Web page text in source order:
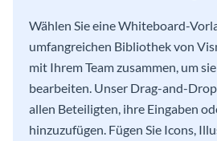
Wählen Sie eine Whiteboard-
umfangreichen Bibliothek von
mit Ihrem Team zusammen, um
bearbeiten. Unser Drag-and-
allen Beteiligten, ihre Eingaben
hinzuzufügen. Fügen Sie Icons,